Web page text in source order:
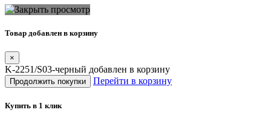
Товар добавлен в корзину
×
K-2251/S03-черный добавлен в корзину
Продолжить покупки Перейти в корзину
Купить в 1 клик